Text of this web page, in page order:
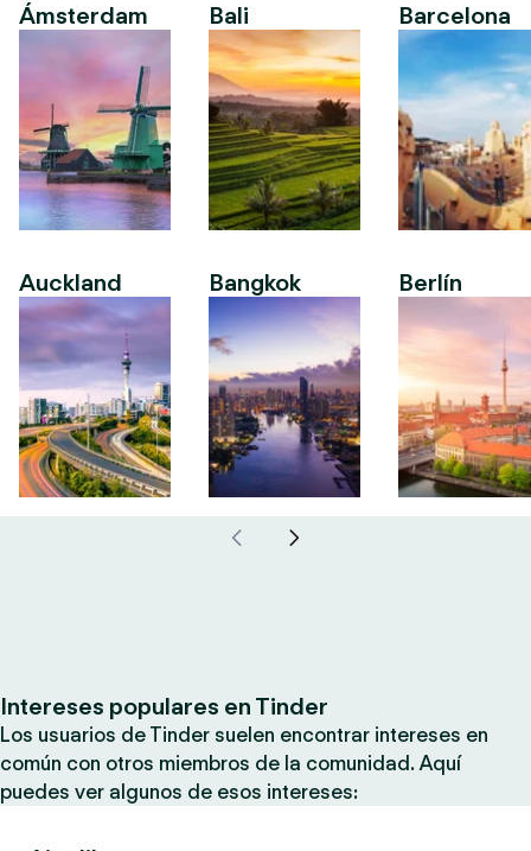
Ámsterdam
Auckland
Bali
Bangkok
Barcelona
Berlín
Intereses populares en Tinder
Los usuarios de Tinder suelen encontrar intereses en
común con otros miembros de la comunidad. Aquí
puedes ver algunos de esos intereses: